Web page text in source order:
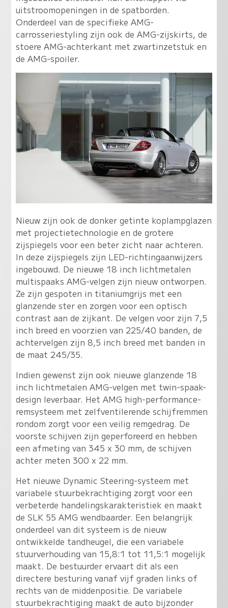
uitstroomopeningen in de spatborden.
Onderdeel van de specifieke AMG-
carrosseriestyling zijn ook de AMG-zijskirts, de
stoere AMG-achterkant met zwartinzetstuk en
de AMG-spoiler.
Nieuw zijn ook de donker getinte koplampglazen
met projectietechnologie en de grotere
zijspiegels voor een beter zicht naar achteren.
In deze zijspiegels zijn LED-richtingaanwijzers
ingebouwd. De nieuwe 18 inch lichtmetalen
multispaaks AMG-velgen zijn nieuw ontworpen.
Ze zijn gespoten in titaniumgrijs met een
glanzende ster en zorgen voor een optisch
contrast aan de zijkant. De velgen voor zijn 7,5
inch breed en voorzien van 225/40 banden, de
achtervelgen zijn 8,5 inch breed met banden in
de maat 245/35.
Indien gewenst zijn ook nieuwe glanzende 18
inch lichtmetalen AMG-velgen met twin-spaak-
design leverbaar. Het AMG high-performance-
remsysteem met zelfventilerende schijfremmen
rondom zorgt voor een veilig remgedrag. De
voorste schijven zijn geperforeerd en hebben
een afmeting van 345 x 30 mm, de schijven
achter meten 300 x 22 mm.
Het nieuwe Dynamic Steering-systeem met
variabele stuurbekrachtiging zorgt voor een
verbeterde handelingskarakteristiek en maakt
de SLK 55 AMG wendbaarder. Een belangrijk
onderdeel van dit systeem is de nieuw
ontwikkelde tandheugel, die een variabele
stuurverhouding van 15,8:1 tot 11,5:1 mogelijk
maakt. De bestuurder ervaart dit als een
directere besturing vanaf vijf graden links of
rechts van de middenpositie. De variabele
stuurbekrachtiging maakt de auto bijzonder